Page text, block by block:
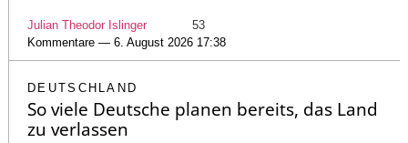
Julian Theodor Islinger
53
Kommentare — 6. August 2026 17:38
DEUTSCHLAND
So viele Deutsche planen bereits, das Land
zu verlassen